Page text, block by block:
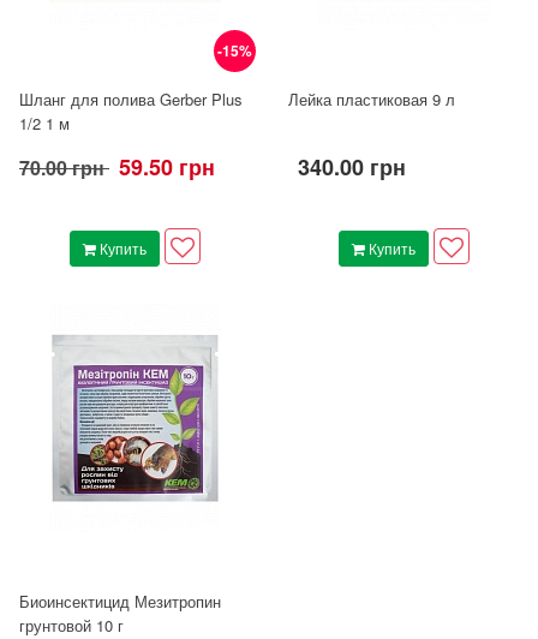
-15%
Шланг для полива Gerber Plus
1/2 1 м
70.00 грн 59.50 грн
Купить
Лейка пластиковая 9 л
340.00 грн
Купить
Биоинсектицид Мезитропин
грунтовой 10 г